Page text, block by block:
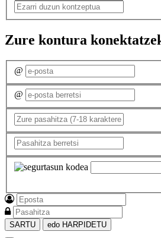
Zure kontura
@
@
SARTU edo HARPIDETU